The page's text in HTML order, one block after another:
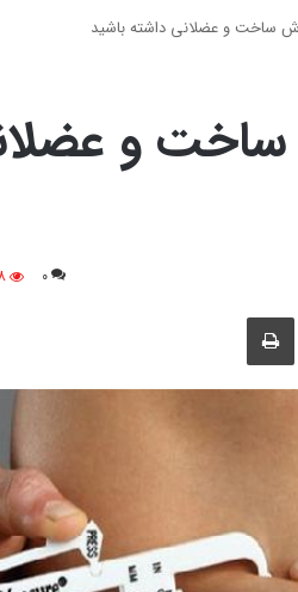
ساخت و عضلانی داشته باشید
و
0
چاپ